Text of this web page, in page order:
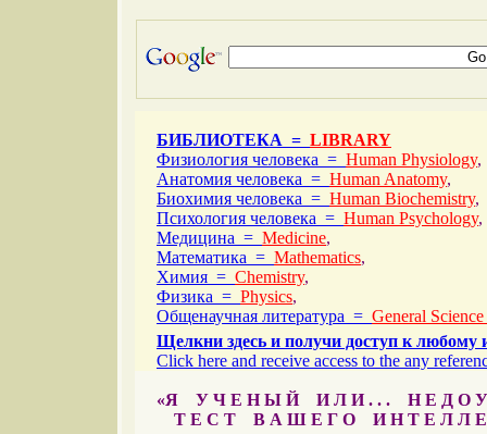
БИБЛИОТЕКА = LIBRARY
Физиология человека = Human Physiology,
Анатомия человека = Human Anatomy,
Биохимия человека = Human Biochemistry,
Психология человека = Human Psychology,
Медицина = Medicine,
Математика = Mathematics,
Химия = Chemistry,
Физика = Physics,
Общенаучная литература = General
Щелкни здесь и получи доступ к любому
Click here and receive access to the any
«Я У Ч Е Н Ы Й И Л И . . . Н Е Д О У
Т Е С Т В А Ш Е Г О И Н Т Е Л Л Е